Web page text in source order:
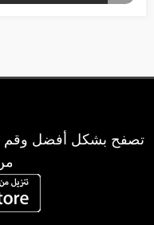
تصفح بشكل أفضل وقم